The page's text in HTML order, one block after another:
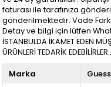
faturası ile tarafınıza
gönderilmektedir. Vade
Detay ve bilgi için lütfen
İSTANBULDA İKAMET EDEN
ÜRÜNLERİ TEDARİK EDEBİLİRLER..
Marka
Guess